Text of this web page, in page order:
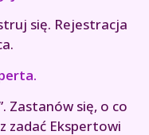
się. Rejestracja
Zastanów się, o co
zadać Ekspertowi